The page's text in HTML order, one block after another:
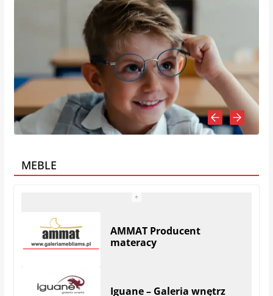
MEBLE
AMMAT Producent
materacy
Iguane – Galeria wnętrz